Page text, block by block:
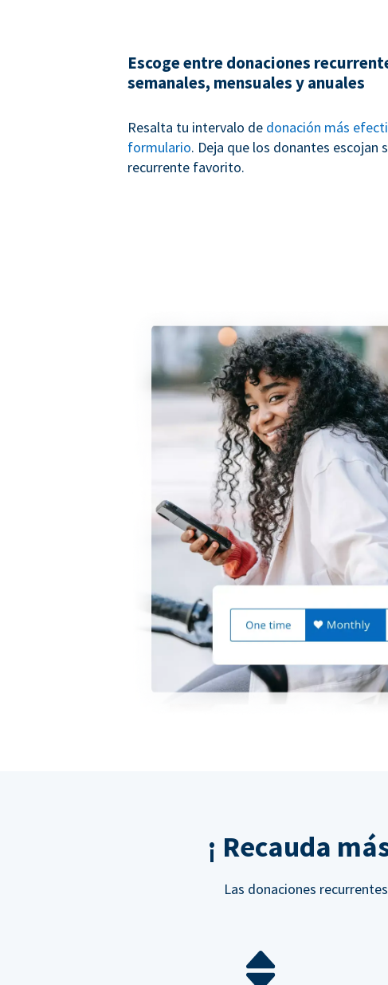
Escoge entre donaciones
semanales, mensuales y anuales
Resalta tu intervalo de donación más
formulario. Deja que los donantes escojan
recurrente favorito.
¡ Recauda
Las donaciones